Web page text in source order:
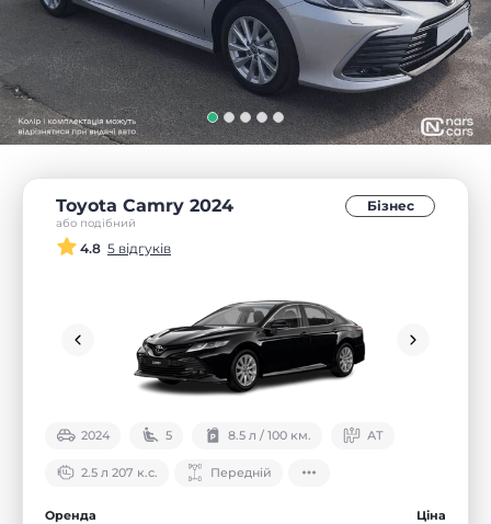
Toyota Camry 2024
або подібний
Бізнес
4.8 5 відгуків
2024 5 8.5 л / 100 км. АТ
2.5 л 207 к.с. Передній
Оренда Ціна